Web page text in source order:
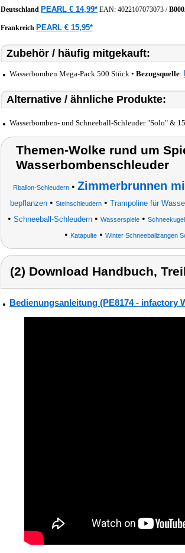
Deutschland PEARL € 14,99* EAN: 4022107073073 /
Frankreich PEARL € 15,95*
Zubehör / häufig mitgekauft:
Wasserbomben Mega-Pack 500 Stück • Bezugsquelle:
Alternative / ähnliche Produkte:
Wasserbomben- und Schneeball-Schleuder "Solo" &
Themen-Wolke rund um
Wasserbombenschleuder
Rballon-Schleudern• Zimmerbrunnen
bepflanzen• Steinschleudern• Trampoline für
• Schneeball-Schleudern• Wasserspiele•
• Katapulte • Winter Schneeballzangen
(2) Download Handbuch,
Bedienungsanleitung (PE8174 - infactory